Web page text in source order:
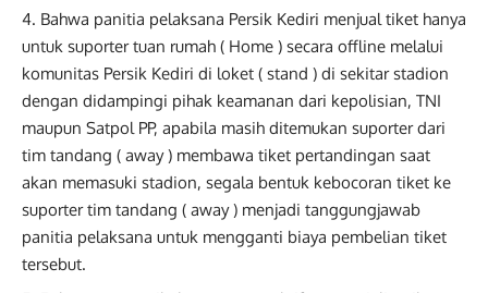
Bahwa panitia pelaksana Persik Kediri menjual tiket hanya
untuk suporter tuan rumah ( Home ) secara offline melalui
komunitas Persik Kediri di loket ( stand ) di sekitar stadion
dengan didampingi pihak keamanan dari kepolisian, TNI
maupun Satpol PP, apabila masih ditemukan suporter dari
tim tandang ( away ) membawa tiket pertandingan saat
akan memasuki stadion, segala bentuk kebocoran tiket ke
suporter tim tandang ( away ) menjadi tanggungjawab
panitia pelaksana untuk mengganti biaya pembelian tiket
tersebut.